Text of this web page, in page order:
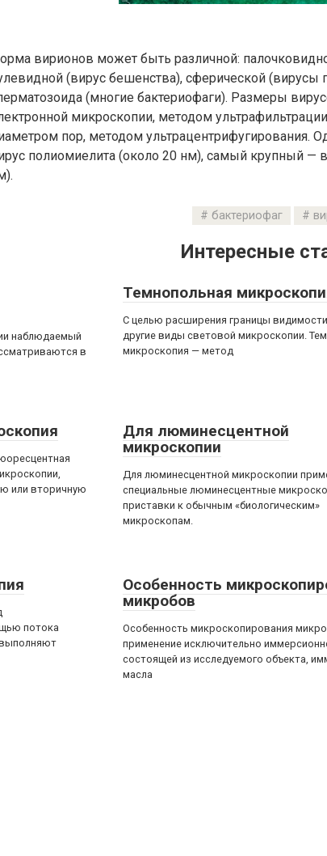
вирионов может быть различной:
(вирус бешенства), сферической
(многие бактериофаги). Размеры
микроскопии, методом
пор, методом ультрацентрифугирования.
полиомиелита (около 20 нм), самый крупный —
бактериофаг
Интересные
наблюдаемый
в
Темнопольная
С целью расширения границы
другие виды световой микроскопии.
микроскопия — метод
или вторичную
Для люминесцентной
микроскопии
Для люминесцентной микроскопии
специальные люминесцентные
приставки к обычным «биологическим»
микроскопам.
потока
выполняют
Особенность
микробов
Особенность микроскопирования
применение исключительно
состоящей из исследуемого объекта,
масла